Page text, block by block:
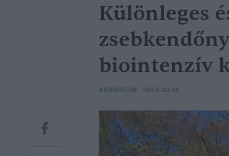
Különleges
biointenzív
AGRÁRIUM 2024.02.18